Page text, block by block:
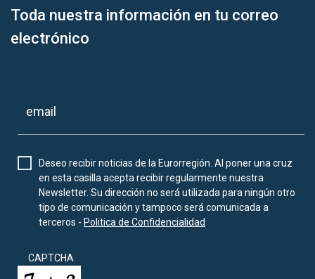
Toda nuestra información en tu correo
electrónico
Deseo recibir noticias de la Eurorregión. Al poner una cruz
en esta casilla acepta recibir regularmente nuestra
Newsletter. Su dirección no será utilizada para ningún otro
tipo de comunicación y tampoco será comunicada a
terceros - Politica de Confidencialidad
CAPTCHA